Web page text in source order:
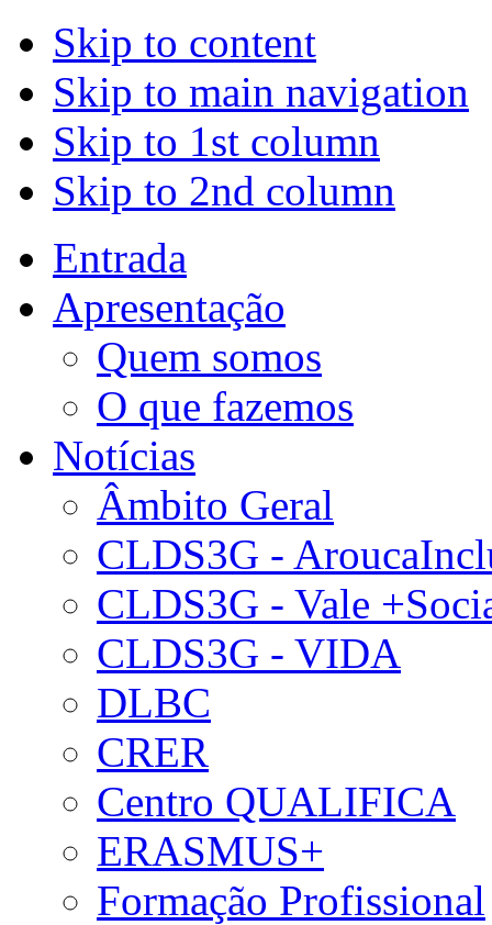
Skip to content
Skip to main navigation
Skip to 1st column
Skip to 2nd column
Entrada
Apresentação
Quem somos
O que fazemos
Notícias
Âmbito Geral
CLDS3G -
CLDS3G - Vale
CLDS3G - VIDA
DLBC
CRER
Centro QUALIFICA
ERASMUS+
Formação Profissional